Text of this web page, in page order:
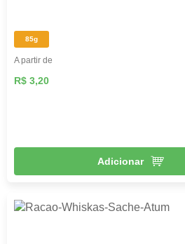
85g
A partir de
R$ 3,20
Adicionar